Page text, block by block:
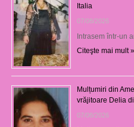
Italia
07/08/2026
Intrasem într-un
Citeşte mai mult »
Mulțumiri din
vrăjitoare Delia
07/08/2026